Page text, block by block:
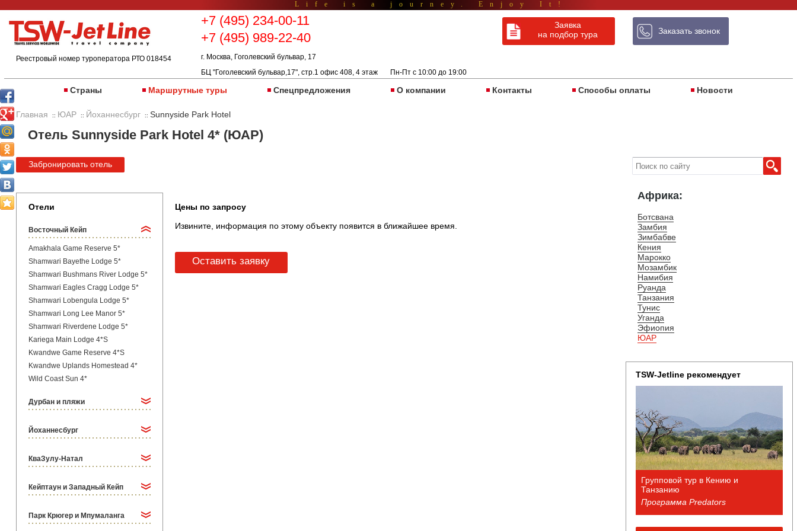
Life is a journey. Enjoy It!
Реестровый номер туроператора РТО 018454
+7 (495) 234-00-11
+7 (495) 989-22-40
г. Москва, Гоголевский бульвар, 17
БЦ "Гоголевский бульвар,17", стр.1 офис 408, 4 этаж Пн-Пт с 10:00 до 19:00
Заявка
на подбор тура
Заказать звонок
Страны Маршрутные туры Спецпредложения О компании Контакты Способы оплаты Новости
Главная :: ЮАР :: Йоханнесбург :: Sunnyside Park Hotel
Отель Sunnyside Park Hotel 4* (ЮАР)
Забронировать отель
Отели
Восточный Кейп
Amakhala Game Reserve 5*
Shamwari Bayethe Lodge 5*
Shamwari Bushmans River Lodge 5*
Shamwari Eagles Cragg Lodge 5*
Shamwari Lobengula Lodge 5*
Shamwari Long Lee Manor 5*
Shamwari Riverdene Lodge 5*
Kariega Main Lodge 4*S
Kwandwe Game Reserve 4*S
Kwandwe Uplands Homestead 4*
Wild Coast Sun 4*
Дурбан и пляжи
Йоханнесбург
КваЗулу-Натал
Кейптаун и Западный Кейп
Парк Крюгер и Мпумаланга
Цены по запросу
Извините, информация по этому объекту появится в ближайшее время.
Оставить заявку
Африка:
Ботсвана
Замбия
Зимбабве
Кения
Марокко
Мозамбик
Намибия
Руанда
Танзания
Тунис
Уганда
Эфиопия
ЮАР
TSW-Jetline рекомендует
Групповой тур в Кению и
Танзанию
Программа Predators